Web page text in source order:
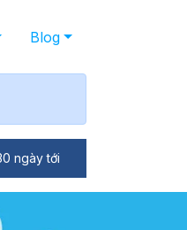
Blog
ngày tới